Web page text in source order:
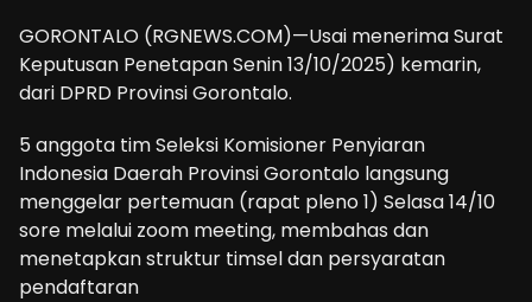
GORONTALO (RGNEWS.COM)—Usai menerima Surat
Keputusan Penetapan Senin 13/10/2025) kemarin,
dari DPRD Provinsi Gorontalo.
5 anggota tim Seleksi Komisioner Penyiaran
Indonesia Daerah Provinsi Gorontalo langsung
menggelar pertemuan (rapat pleno 1) Selasa 14/10
sore melalui zoom meeting, membahas dan
menetapkan struktur timsel dan persyaratan
pendaftaran